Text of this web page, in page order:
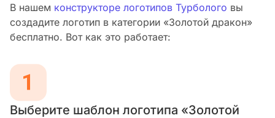
В нашем конструкторе логотипов Турболого вы
создадите логотип в категории «Золотой дракон»
бесплатно. Вот как это работает:
Выберите шаблон логотипа «Золотой